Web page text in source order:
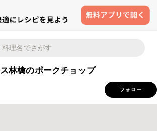
林檎のポークチョップ
フォロー